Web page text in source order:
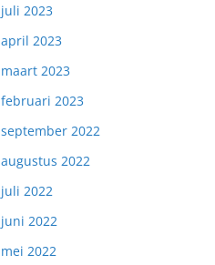
juli 2023
april 2023
maart 2023
februari 2023
september 2022
augustus 2022
juli 2022
juni 2022
mei 2022